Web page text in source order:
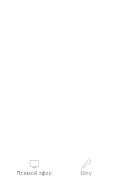
Прямой эфир Шоу